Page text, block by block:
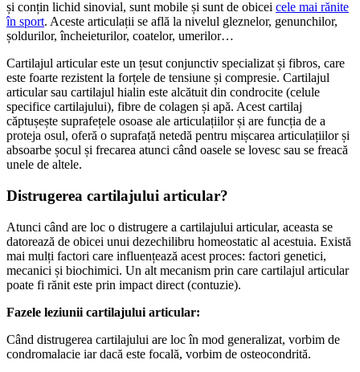
și conțin lichid sinovial, sunt mobile și sunt de obicei cele mai rănite
în sport. Aceste articulații se află la nivelul gleznelor, genunchilor,
șoldurilor, încheieturilor, coatelor, umerilor…
Cartilajul articular este un țesut conjunctiv specializat și fibros, care
este foarte rezistent la forțele de tensiune și compresie. Cartilajul
articular sau cartilajul hialin este alcătuit din condrocite (celule
specifice cartilajului), fibre de colagen și apă. Acest cartilaj
căptușește suprafețele osoase ale articulațiilor și are funcția de a
proteja osul, oferă o suprafață netedă pentru mișcarea articulațiilor și
absoarbe șocul și frecarea atunci când oasele se lovesc sau se freacă
unele de altele.
Distrugerea cartilajului articular?
Atunci când are loc o distrugere a cartilajului articular, aceasta se
datorează de obicei unui dezechilibru homeostatic al acestuia. Există
mai mulți factori care influențează acest proces: factori genetici,
mecanici și biochimici. Un alt mecanism prin care cartilajul articular
poate fi rănit este prin impact direct (contuzie).
Fazele leziunii cartilajului articular:
Când distrugerea cartilajului are loc în mod generalizat, vorbim de
condromalacie iar dacă este focală, vorbim de osteocondrită.